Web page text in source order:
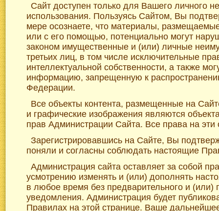
Сайт доступен только для Вашего личного
использования. Пользуясь Сайтом, Вы
мере осознаете, что материалы,
или с его помощью, потенциально могут
законом имущественные и (или) личные
третьих лиц, в том числе исключительные
интеллектуальной собственности, а также
информацию, запрещенную к
Федерации.
Все объекты контента, размещенные на
и графические изображения являются
прав Администрации Сайта. Все права на
Зарегистрировавшись на Сайте, Вы
поняли и согласны соблюдать настоящие
Администрация сайта оставляет за собой
усмотрению изменять и (или) дополнять
в любое время без предварительного и (или)
уведомления. Администрация будет
Правилах на этой странице. Ваше